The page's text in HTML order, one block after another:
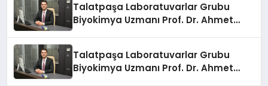
Talatpaşa Laboratuvarlar Grubu
Biyokimya Uzmanı Prof. Dr. Ahmet
Talatpaşa Laboratuvarlar Grubu
Biyokimya Uzmanı Prof. Dr. Ahmet